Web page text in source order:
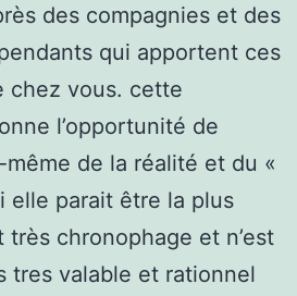
des compagnies et des
qui apportent ces
chez vous. cette
l’opportunité de
de la réalité et du «
elle parait être la plus
chronophage et n’est
tres valable et rationnel